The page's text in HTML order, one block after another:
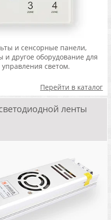
и сенсорные панели,
и другое оборудование для
светом.
Перейти в каталог
ленты